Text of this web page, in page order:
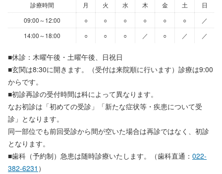
診療時間 月 火 水 木 金 土
日
09:00～12:00
○ ○ ○ ○ ○ ○
／
14:00～18:00
○ ○ ○ ／ ○ ／ ／
■休診：木曜午後・土曜午後、日祝日
■玄関は8:30に開きます。（受付は来院順に行います）診療は9:00
からです。
■初診再診の受付時間は科によって異なります。
なお初診は「初めての受診」「新たな症状等・疾患について受
診」となります。
同一部位でも前回受診から間が空いた場合は再診ではなく、初診
となります。
■歯科（予約制）急患は随時診療いたします。（歯科直通： 022-
382-6231 ）